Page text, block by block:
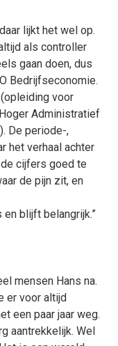
lijkt het wel op.
als controller
gaan doen, dus
Bedrijfseconomie.
voor
Administratief
De periode-,
het verhaal achter
cijfers goed te
de pijn zit, en
blijft belangrijk.”
mensen Hans na.
er voor altijd
een paar jaar weg.
aantrekkelijk. Wel